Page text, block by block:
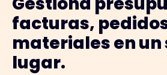
facturas,
materiales en un
lugar.